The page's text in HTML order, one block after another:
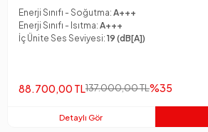
Enerji Sınıfı - Soğutma: A+++
Enerji Sınıfı - Isıtma: A+++
İç Ünite Ses Seviyesi: 19 (dB[A])
88.700,00 TL 137.000,00 TL%35
Detaylı Gör